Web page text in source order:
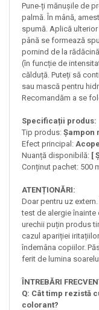
Pune-ți mănușile de
palmă. În mână,
spumă. Aplică
până se formează
pornind de la
(în funcție de
călduță. Puteți să
sau mască pentru
Recomandăm a se
Specificații produs:
Tip produs: Șampon
Efect principal:
Nuanță disponibilă: [
Conținut pachet: 500
ATENȚIONĂRI:
Doar pentru uz
test de alergie
urechii puțin produs
cazul apariției
îndemâna copiilor.
ferit de lumina
ÎNTREBĂRI
Q: Cât timp rezistă
colorant?